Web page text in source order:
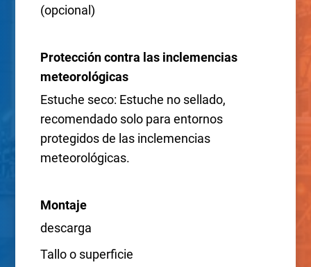
(opcional)
Protección contra las inclemencias
meteorológicas
Estuche seco: Estuche no sellado,
recomendado solo para entornos
protegidos de las inclemencias
meteorológicas.
Montaje
descarga
Tallo o superficie